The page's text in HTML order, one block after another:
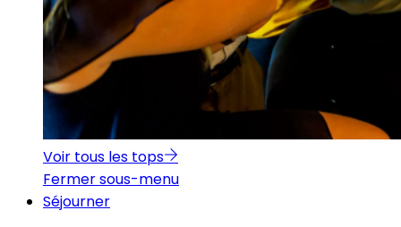
Voir tous les tops
Fermer sous-menu
Séjourner